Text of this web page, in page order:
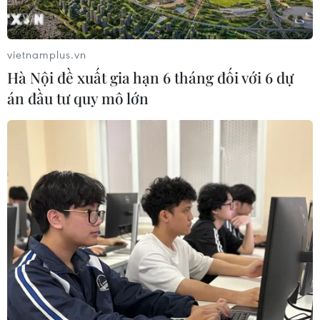
#năng lượng tái tạo
#nhiệt điện than
#hiệu ứng nhà kính
#an ninh năng lượng
#tăng trưởng xanh
Theo dõi VietnamPlus
TIN LIÊN QUAN
vietnamplus.vn
Hà Nội đề xuất gia hạn 6 tháng đối với 6 dự
án đầu tư quy mô lớn